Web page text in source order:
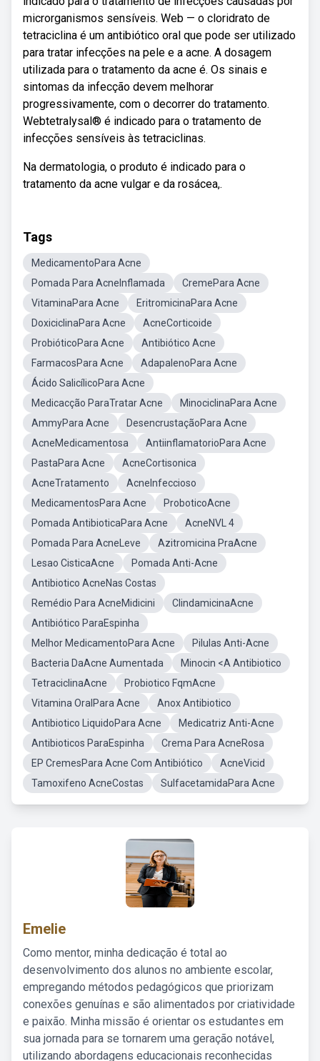
microrganismos sensíveis. Web — o cloridrato de
tetraciclina é um antibiótico oral que pode ser utilizado
para tratar infecções na pele e a acne. A dosagem
utilizada para o tratamento da acne é. Os sinais e
sintomas da infecção devem melhorar
progressivamente, com o decorrer do tratamento.
Webtetralysal® é indicado para o tratamento de
infecções sensíveis às tetraciclinas.
Na dermatologia, o produto é indicado para o
tratamento da acne vulgar e da rosácea,.
Tags
MedicamentoPara Acne
Pomada Para AcneInflamada
CremePara Acne
VitaminaPara Acne
EritromicinaPara Acne
DoxiciclinaPara Acne
AcneCorticoide
ProbióticoPara Acne
Antibiótico Acne
FarmacosPara Acne
AdapalenoPara Acne
Ácido SalicílicoPara Acne
Medicacção ParaTratar Acne
MinociclinaPara Acne
AmmyPara Acne
DesencrustaçãoPara Acne
AcneMedicamentosa
AntiinflamatorioPara Acne
PastaPara Acne
AcneCortisonica
AcneTratamento
AcneInfeccioso
MedicamentosPara Acne
ProboticoAcne
Pomada AntibioticaPara Acne
AcneNVL 4
Pomada Para AcneLeve
Azitromicina PraAcne
Lesao CisticaAcne
Pomada Anti-Acne
Antibiotico AcneNas Costas
Remédio Para AcneMidicini
ClindamicinaAcne
Antibiótico ParaEspinha
Melhor MedicamentoPara Acne
Pilulas Anti-Acne
Bacteria DaAcne Aumentada
Minocin <A Antibiotico
TetraciclinaAcne
Probiotico FqmAcne
Vitamina OralPara Acne
Anox Antibiotico
Antibiotico LiquidoPara Acne
Medicatriz Anti-Acne
Antibioticos ParaEspinha
Crema Para AcneRosa
EP CremesPara Acne Com Antibiótico
AcneVicid
Tamoxifeno AcneCostas
SulfacetamidaPara Acne
Emelie
Como mentor, minha dedicação é total ao
desenvolvimento dos alunos no ambiente escolar,
empregando métodos pedagógicos que priorizam
conexões genuínas e são alimentados por criatividade
e paixão. Minha missão é orientar os estudantes em
sua jornada para se tornarem uma geração notável,
utilizando abordagens educacionais reconhecidas